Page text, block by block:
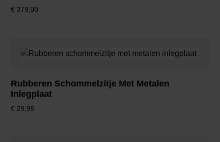
€ 379,00
Rubberen Schommelzitje Met Metalen
Inlegplaat
€ 29,95